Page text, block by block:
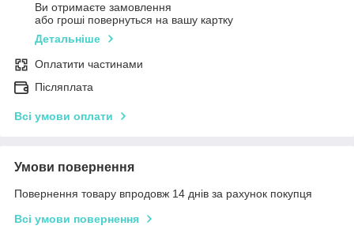
Ви отримаєте замовлення
або гроші повернуться на вашу картку
Детальніше
Оплатити частинами
Післяплата
Всі умови оплати
Умови повернення
Повернення товару впродовж 14 днів за рахунок покупця
Всі умови повернення